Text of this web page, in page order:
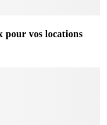
pour vos locations